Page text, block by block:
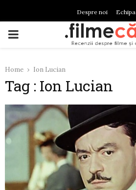
Despre noi Echipa
PRIMARY
Home Ion Lucian
Tag : Ion Lucian